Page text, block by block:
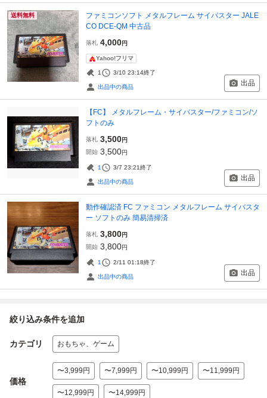
送料無料
ファミコンソフト メタルフレーム サイバスター JALE
CO DCE-QM 中古品
落札 4,000円
Yahoo!フリマ
1 3/10 23:14終了
出品中の商品 出品
【FC】 メタルフレーム・サイバスター/ファミコン/ソ
フトのみ
落札 3,500円
開始 3,500円
1 3/7 23:21終了
出品中の商品 出品
動作確認済 FC ファミコン メタルフレーム サイバスタ
ー ソフトのみ 簡易清掃済
落札 3,800円
開始 3,800円
1 2/11 01:18終了
出品中の商品 出品
絞り込み条件を追加
カテゴリ おもちゃ、ゲーム
価格
〜3,999円 〜7,999円 〜10,999円 〜11,999円
〜12,999円 〜14,999円